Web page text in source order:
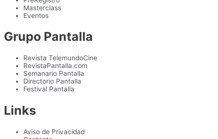
Masterclass
Eventos
Grupo Pantalla
Revista TelemundoCine
RevistaPantalla.com
Semanario Pantalla
Directorio Pantalla
Festival Pantalla
Links
Aviso de Privacidad